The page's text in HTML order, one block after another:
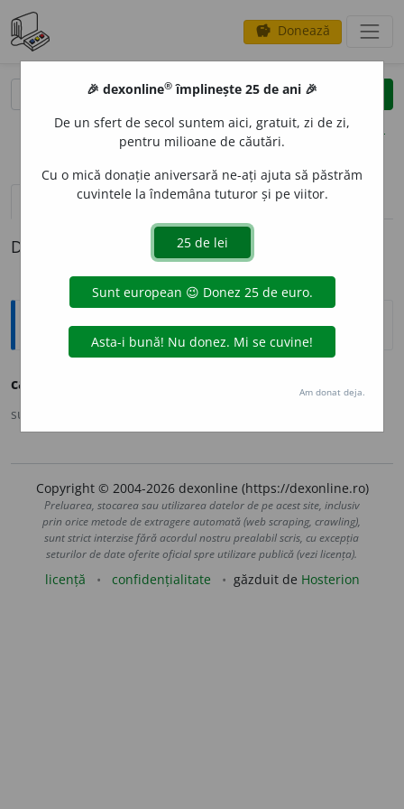
savings Donează
clear
opțiuni
definiții (1) pronunțievolume_up (25)
Definiția cu ID-ul 229180:
Ortografice DOOM
calc
sursa:
Copyright © 2004-2026 dexonline (https://dexonline.ro)
Preluarea, stocarea sau utilizarea datelor de pe acest site, inclusiv
prin orice metode de extragere automată (web scraping, crawling),
sunt strict interzise fără acordul nostru prealabil scris, cu excepția
seturilor de date oferite oficial spre utilizare publică (vezi licența).
licență confidențialitate găzduit de Hosterion
🎉 dexonline® împlinește 25 de ani 🎉
De un sfert de secol suntem aici, gratuit, zi de zi,
pentru milioane de căutări.
Cu o mică donație aniversară ne-ați ajuta să păstrăm
cuvintele la îndemâna tuturor și pe viitor.
Am donat deja.